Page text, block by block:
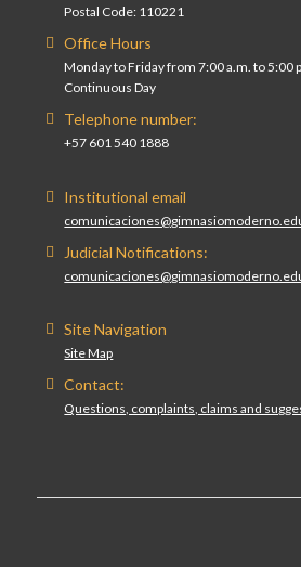
Postal Code: 110221
Office Hours
Monday to Friday from 7:00 a.m. to 5:00
Continuous Day
Telephone number:
+57 601 540 1888
Institutional email
Judicial Notifications:
Site Navigation
Site Map
Contact:
Questions, complaints, claims and